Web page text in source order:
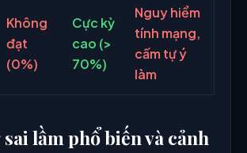
Không
đạt
(0%)
Cực kỳ
cao (>
70%)
Nguy hiểm
tính mạng,
cấm tự ý
làm
lầm phổ biến và cảnh